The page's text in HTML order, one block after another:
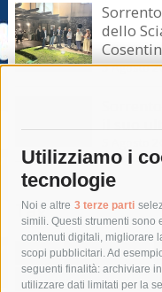
Utilizziamo i
tecnologie
Noi e altre 3 terze parti
simili. Questi strumenti sono
contenuti digitali, migliorare
scopi pubblicitari. Ad
seguenti finalità: archiviare
utilizzare dati limitati per la
dello
5 Agosto
Tag
acqua allerta meteo
area marina protetta di